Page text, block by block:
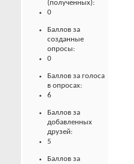
(полученных):
0
Баллов за
созданные
опросы:
0
Баллов за голоса
в опросах:
6
Баллов за
добавленных
друзей:
5
Баллов за